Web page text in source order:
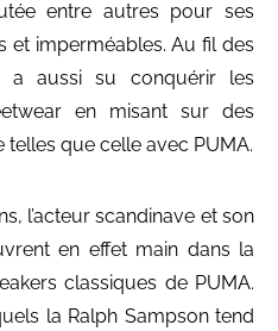
entre autres pour ses
et imperméables. Au fil des
a aussi su conquérir les
en misant sur des
telles que celle avec PUMA.
l’acteur scandinave et son
en effet main dans la
classiques de PUMA.
la Ralph Sampson tend